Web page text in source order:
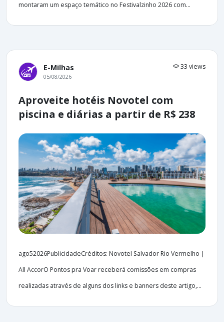
montaram um espaço temático no Festivalzinho 2026 com...
E-Milhas 33 views
05/08/2026
Aproveite hotéis Novotel com
piscina e diárias a partir de R$ 238
ago52026PublicidadeCréditos: Novotel Salvador Rio Vermelho |
All AccorO Pontos pra Voar receberá comissões em compras
realizadas através de alguns dos links e banners deste artigo,...